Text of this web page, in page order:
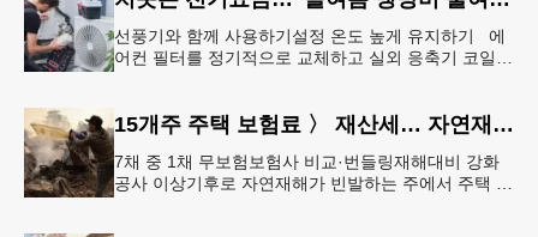
선풍기와 함께 사용하기설정 온도 높게 유지하기 에
어컨 필터를 정기적으로 교체하고 실외 응축기 코일
15개주 주택 보험료 〉 재산세… 자연재해 다발 지역
7채 중 1채 무보험보험사 비교·번들링재해대비 강화
공사 이상기후로 자연재해가 빈발하는 주에서 주택 보